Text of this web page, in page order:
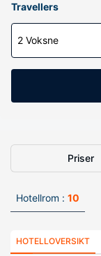
Travellers
2 Voksne
Priser
Hotellrom : 10
HOTELLOVERSIKT